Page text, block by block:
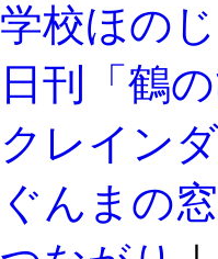
学校ほのじ
日刊「鶴
クレイン
ぐんまの